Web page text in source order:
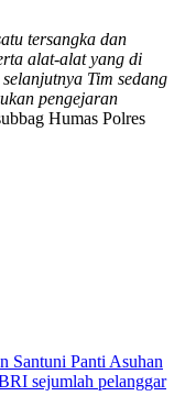
tersangka dan
alat-alat yang di
Tim sedang
pengejaran
Humas Polres
Santuni Panti Asuhan
sejumlah pelanggar